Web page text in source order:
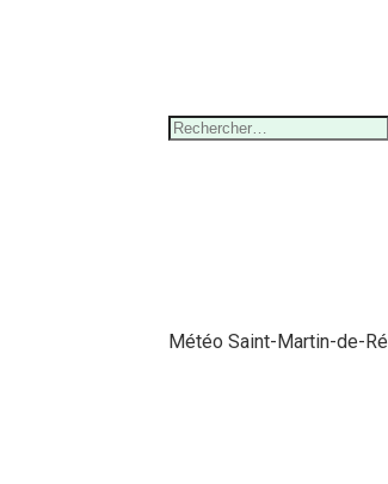
Rechercher :
Météo Saint-Martin-de-Ré